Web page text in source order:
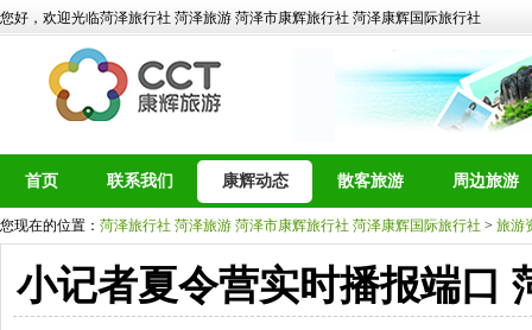
您好，欢迎光临菏泽旅行社 菏泽旅游 菏泽市康辉旅行社 菏泽康辉国际旅行社
首页 联系我们 康辉动态 散客旅游 周边旅游
您现在的位置： 菏泽旅行社 菏泽旅游 菏泽市康辉旅行社 菏泽康辉国际旅行社 > 旅游
小记者夏令营实时播报端口